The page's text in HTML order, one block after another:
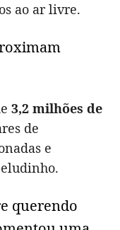
ao ar livre.
3,2 milhões de
de
e
querendo